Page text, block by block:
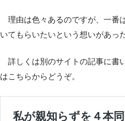
理由は色々あるのですが、一番
いてもらいたいという想いがあっ
詳しくは別のサイトの記事に書
はこちらからどうぞ。